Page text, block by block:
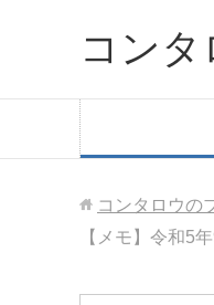
コン
コンタロウの
【メモ】令和5